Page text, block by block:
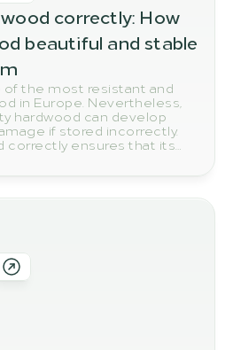
correctly: How
beautiful and stable
of the most resistant and
in Europe. Nevertheless,
hardwood can develop
if stored incorrectly.
correctly ensures that its
are preserved in the